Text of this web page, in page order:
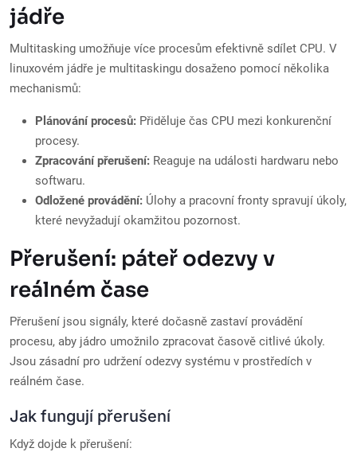
jádře
Multitasking umožňuje více procesům efektivně sdílet CPU. V
linuxovém jádře je multitaskingu dosaženo pomocí několika
mechanismů:
Plánování procesů: Přiděluje čas CPU mezi konkurenční
procesy.
Zpracování přerušení: Reaguje na události hardwaru nebo
softwaru.
Odložené provádění: Úlohy a pracovní fronty spravují úkoly,
které nevyžadují okamžitou pozornost.
Přerušení: páteř odezvy v
reálném čase
Přerušení jsou signály, které dočasně zastaví provádění
procesu, aby jádro umožnilo zpracovat časově citlivé úkoly.
Jsou zásadní pro udržení odezvy systému v prostředích v
reálném čase.
Jak fungují přerušení
Když dojde k přerušení: